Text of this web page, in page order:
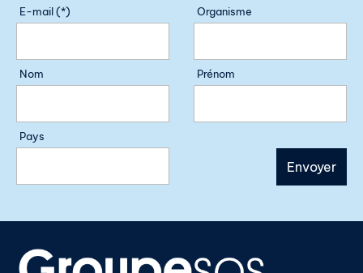
E-mail (*)
Organisme
Nom Prénom
Pays